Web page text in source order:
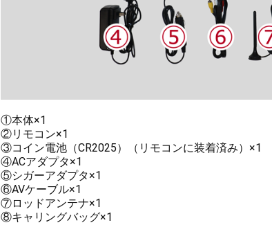
①本体×1
②リモコン×1
③コイン電池（CR2025）（リモコンに装着済み）×1
④ACアダプタ×1
⑤シガーアダプタ×1
⑥AVケーブル×1
⑦ロッドアンテナ×1
⑧キャリングバッグ×1